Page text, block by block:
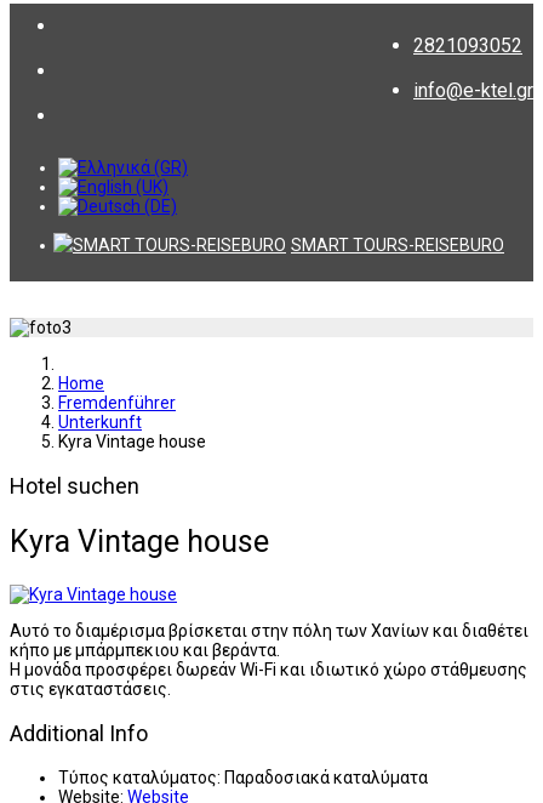
2821093052
info@e-ktel.gr
SMART TOURS-REISEBURO
Home
Fremdenführer
Unterkunft
Kyra Vintage house
Hotel suchen
Kyra Vintage house
Αυτό το διαμέρισμα βρίσκεται στην πόλη των Χανίων και διαθέτει
κήπο με μπάρμπεκιου και βεράντα.
Η μονάδα προσφέρει δωρεάν Wi-Fi και ιδιωτικό χώρο στάθμευσης
στις εγκαταστάσεις.
Additional Info
Τύπος καταλύματος: Παραδοσιακά καταλύματα
Website: Website